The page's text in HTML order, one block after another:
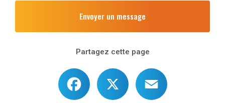
Envoyer un message
Partagez cette page
Facebook